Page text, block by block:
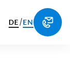
DE/EN